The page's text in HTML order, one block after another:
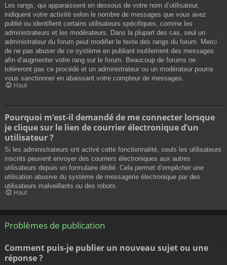
Les rangs, qui apparaissent en dessous de votre nom d’utilisateur,
indiquent votre activité selon le nombre de messages que vous avez
publié ou identifient certains utilisateurs spécifiques, comme les
administrateurs et les modérateurs. Dans la plupart des cas, seul un
administrateur du forum peut modifier le texte des rangs du forum. Merci
de ne pas abuser de ce système en publiant inutilement des messages
afin d’augmenter votre rang sur le forum. Beaucoup de forums ne
toléreront pas ce procédé et un administrateur ou un modérateur pourra
vous sanctionner en abaissant votre compteur de messages.
Haut
Pourquoi m’est-il demandé de me connecter lorsque
je clique sur le lien de courrier électronique d’un
utilisateur ?
Si les administrateurs ont activé cette fonctionnalité, seuls les utilisateurs
inscrits peuvent envoyer des courriers électroniques aux autres
utilisateurs depuis un formulaire dédié. Cela permet d’empêcher une
utilisation abusive du système de messagerie électronique par des
utilisateurs malveillants ou des robots.
Haut
Problèmes de publication
Comment puis-je publier un nouveau sujet ou une
réponse ?